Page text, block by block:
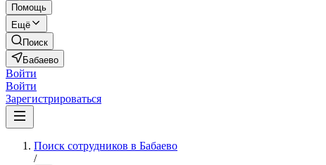
Помощь
Ещё
Поиск
Бабаево
Войти
Войти
Зарегистрироваться
Поиск сотрудников в Бабаево
/